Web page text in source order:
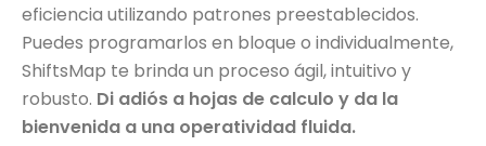
eficiencia utilizando patrones preestablecidos.
Puedes programarlos en bloque o individualmente,
ShiftsMap te brinda un proceso ágil, intuitivo y
robusto. Di adiós a hojas de calculo y da la
bienvenida a una operatividad fluida.